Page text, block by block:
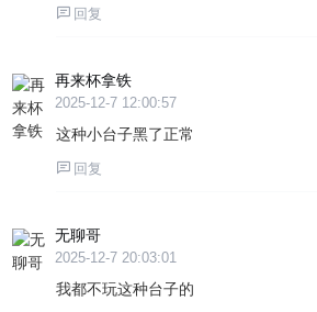
回复
再来杯拿铁
2025-12-7 12:00:57
这种小台子黑了正常
回复
无聊哥
2025-12-7 20:03:01
我都不玩这种台子的